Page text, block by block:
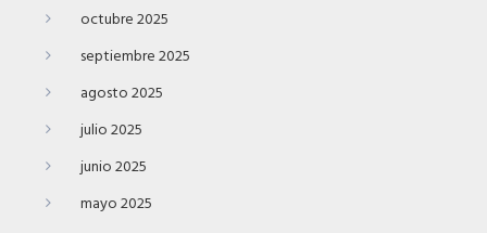
octubre 2025
septiembre 2025
agosto 2025
julio 2025
junio 2025
mayo 2025